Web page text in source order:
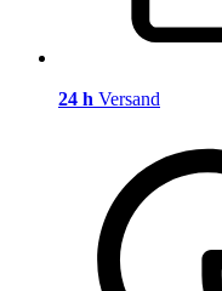
24 h Versand